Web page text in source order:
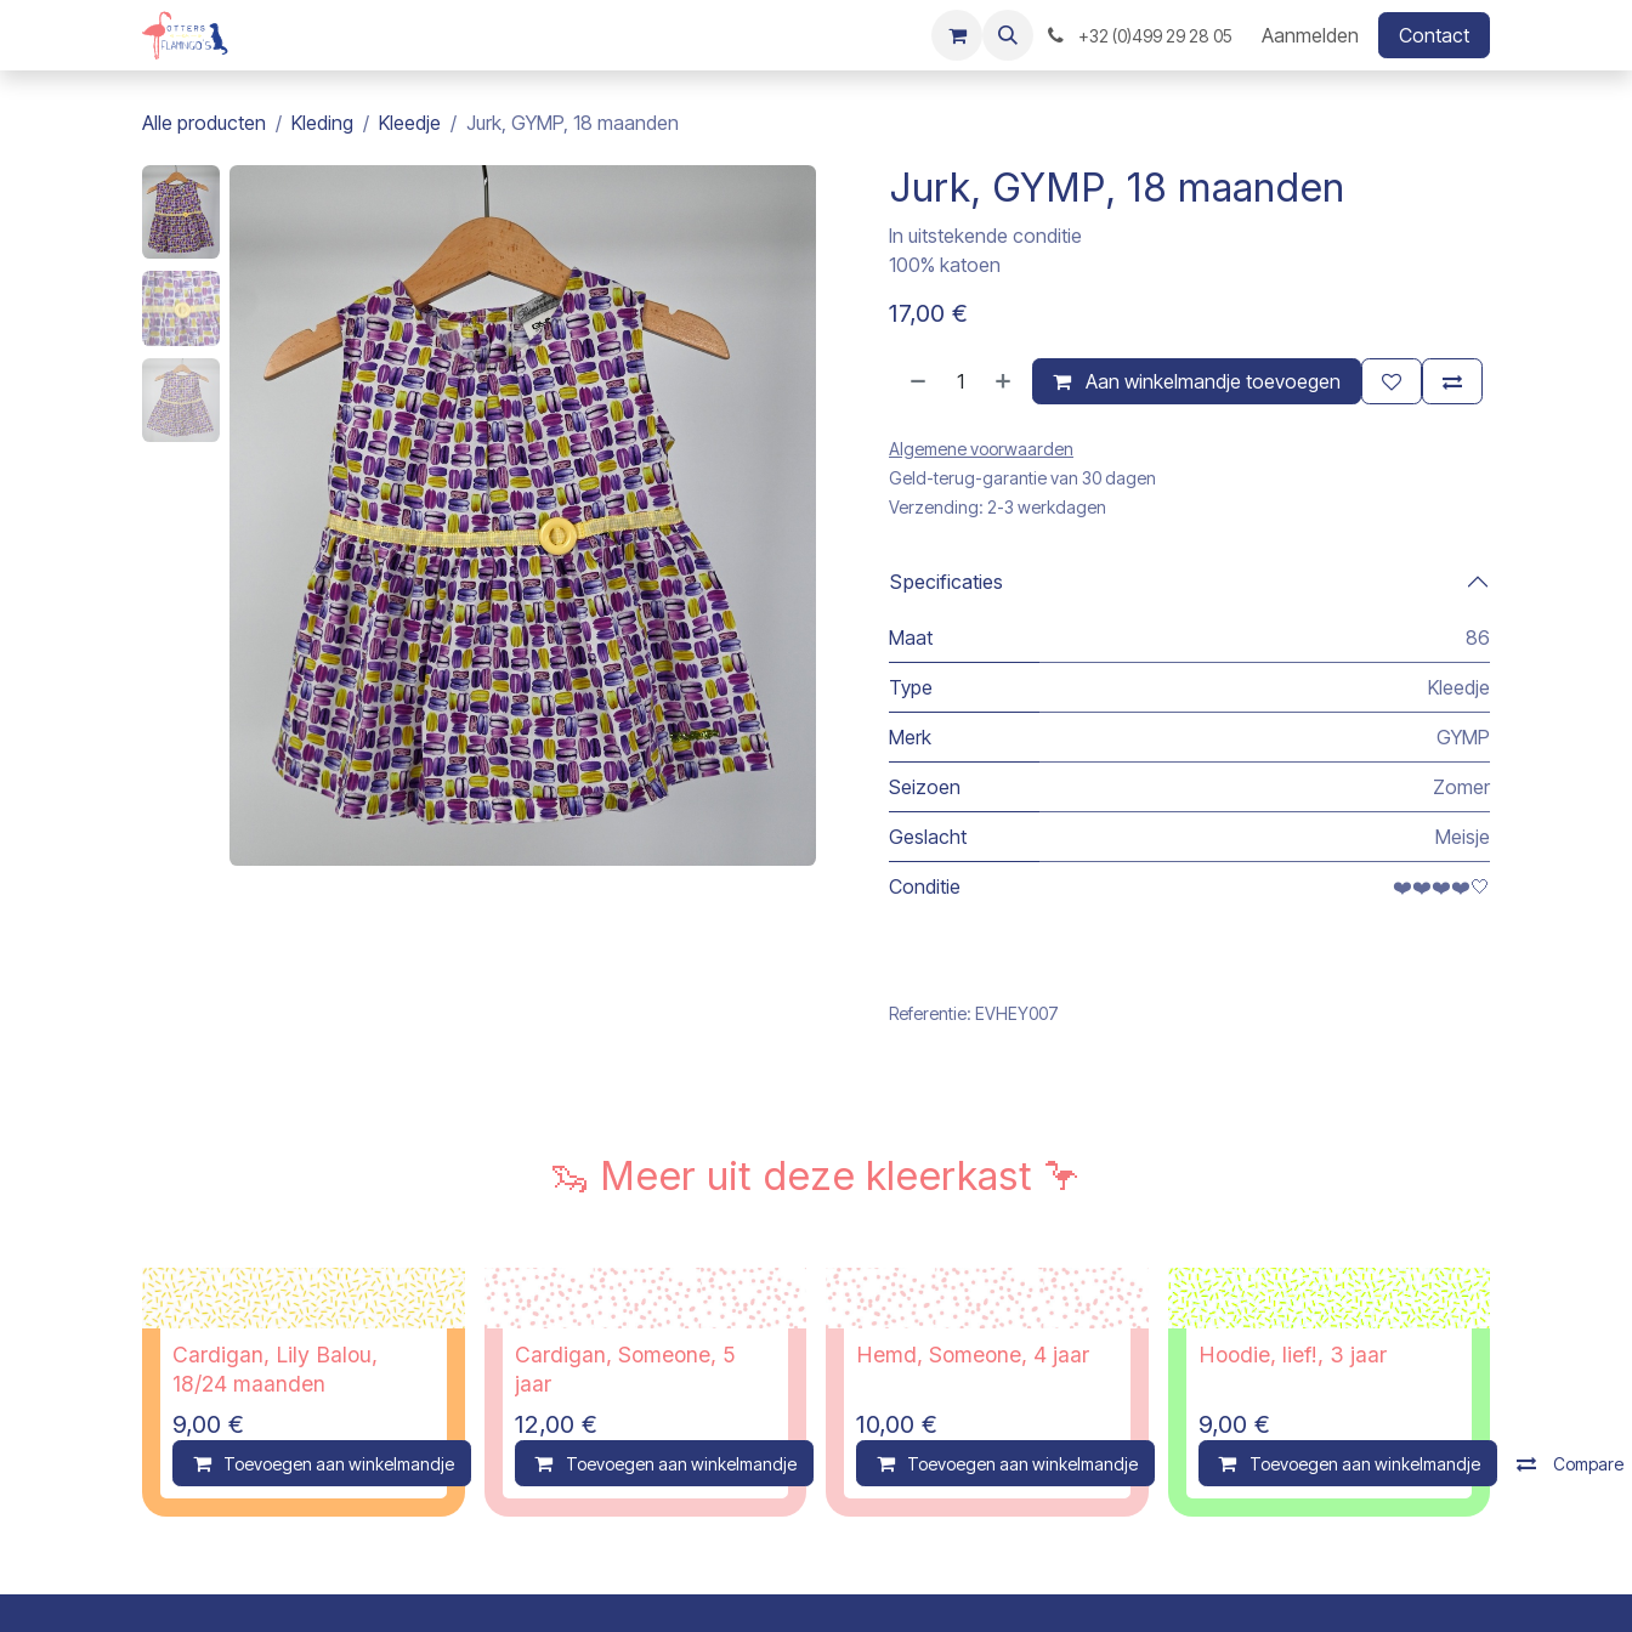
Overslaan naar inhoud
+32 (0)499 29 28 05 Aanmelden Contact
Alle producten Kleding Kleedje Jurk, GYMP, 18 maanden
Jurk, GYMP, 18 maanden
In uitstekende conditie
100% katoen
17,00 €
Aan winkelmandje toevoegen
Algemene voorwaarden
Geld-terug-garantie van 30 dagen
Verzending: 2-3 werkdagen
Specificaties
Maat 86
Type Kleedje
Merk GYMP
Seizoen Zomer
Geslacht Meisje
Conditie ❤️❤️❤️❤️🤍
Referentie: EVHEY007
🦦 Meer uit deze kleerkast 🦩
Cardigan, Lily Balou,
18/24 maanden
9,00 €
Toevoegen aan winkelmandje Compare
Cardigan, Someone, 5
jaar
12,00 €
Toevoegen aan winkelmandje Compare
Hemd, Someone, 4 jaar
10,00 €
Toevoegen aan winkelmandje Compare
Hoodie, lief!, 3 jaar
9,00 €
Toevoegen aan winkelmandje Compare